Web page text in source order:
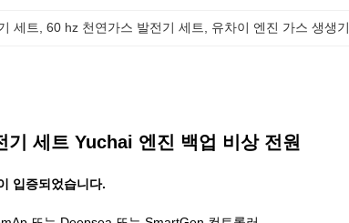
세트 , 60 hz 천연가스 발전기 세트 유차이 엔진 가스 생생기
세트 Yuchai 엔진 백업 비상 전원
입증되었습니다.